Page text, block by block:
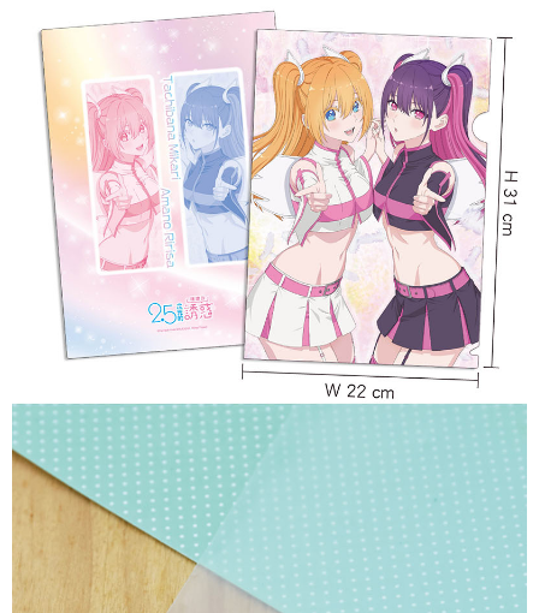
每筆NT$65，滿NT$1,300(含以上)免運費
付款後全家取貨
每筆NT$65，滿NT$1,300(含以上)免運費
(不開放使用，請勿選取）
每筆NT$9,999
7-11取貨付款
每筆NT$65，滿NT$1,300(含以上)免運費
付款後7-11取貨
每筆NT$65，滿NT$1,300(含以上)免運費
宅配-木棉花樂園專用
每筆NT$100，滿NT$1,300(含以上)免運費
宅配-離島(澎湖/金門/馬祖)-木棉花樂園專用
每筆NT$220
黑貓宅配-貨到付款
每筆NT$150